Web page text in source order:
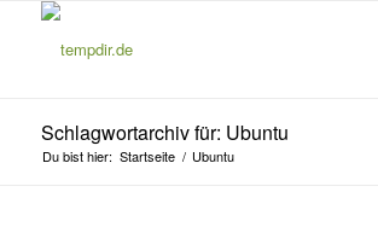
Schlagwortarchiv für: Ubuntu
Du bist hier: Startseite / Ubuntu